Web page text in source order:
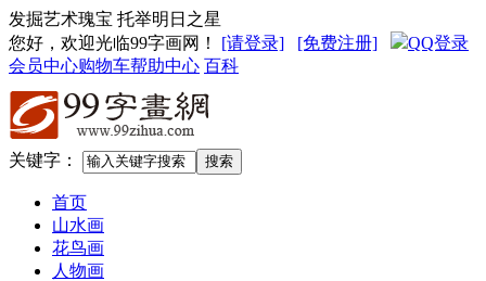
发掘艺术瑰宝 托举明日之星
您好，欢迎光临99字画网 ！ [请登录] [免费注册]
QQ登录
会员中心购物车帮助中心 百科
关键字：
首页
山水画
花鸟画
人物画